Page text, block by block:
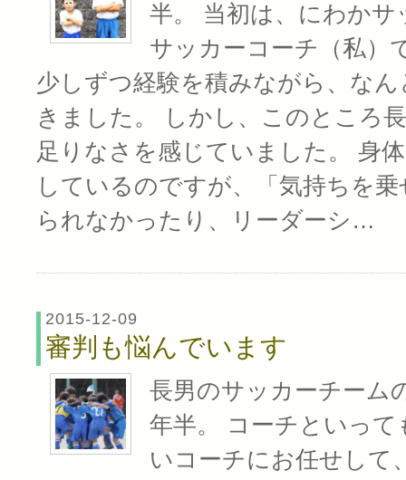
半。 当初は、にわか
サッカーコーチ（私）
少しずつ経験を積みながら、な
きました。 しかし、このところ
足りなさを感じていました。 身
しているのですが、「気持ちを
られなかったり、リーダーシ…
2015-12-09
審判も悩んでいます
長男のサッカーチーム
年半。 コーチといって
いコーチにお任せして